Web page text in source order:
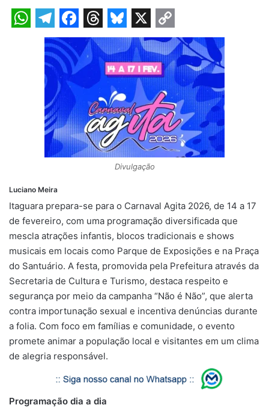
T
e
e
g
a
F
a
c
e
b
o
o
T
h
e
a
d
s
B
l
u
e
s
k
y
X C
o
p
y
L
i
n
Divulgação
Luciano Meira
Itaguara prepara-se para o Carnaval Agita 2026, de 14 a 17
de fevereiro, com uma programação diversificada que
mescla atrações infantis, blocos tradicionais e shows
musicais em locais como Parque de Exposições e na Praça
do Santuário. A festa, promovida pela Prefeitura através da
Secretaria de Cultura e Turismo, destaca respeito e
segurança por meio da campanha “Não é Não”, que alerta
contra importunação sexual e incentiva denúncias durante
a folia. Com foco em famílias e comunidade, o evento
promete animar a população local e visitantes em um clima
de alegria responsável.
Programação dia a dia